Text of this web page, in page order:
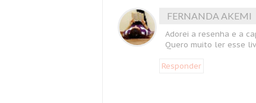
FERNANDA AKEMI
Adorei a resenha e a
Quero muito ler esse
Responder